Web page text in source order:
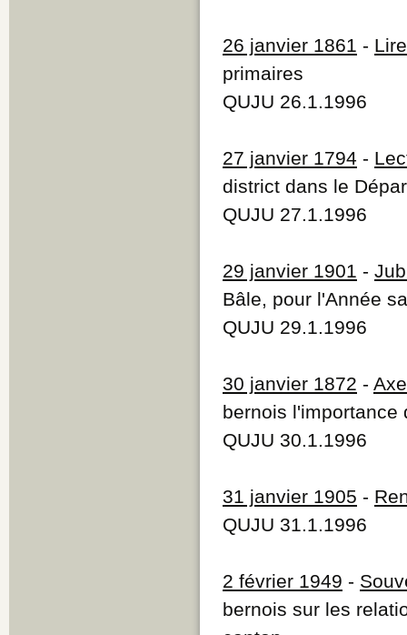
26 janvier 1861 -
primaires
QUJU 26.1.1996
27 janvier 1794 -
district dans le
QUJU 27.1.1996
29 janvier 1901 -
Bâle, pour l'Année
QUJU 29.1.1996
30 janvier 1872 -
bernois l'importance
QUJU 30.1.1996
31 janvier 1905 -
QUJU 31.1.1996
2 février 1949 -
bernois sur les